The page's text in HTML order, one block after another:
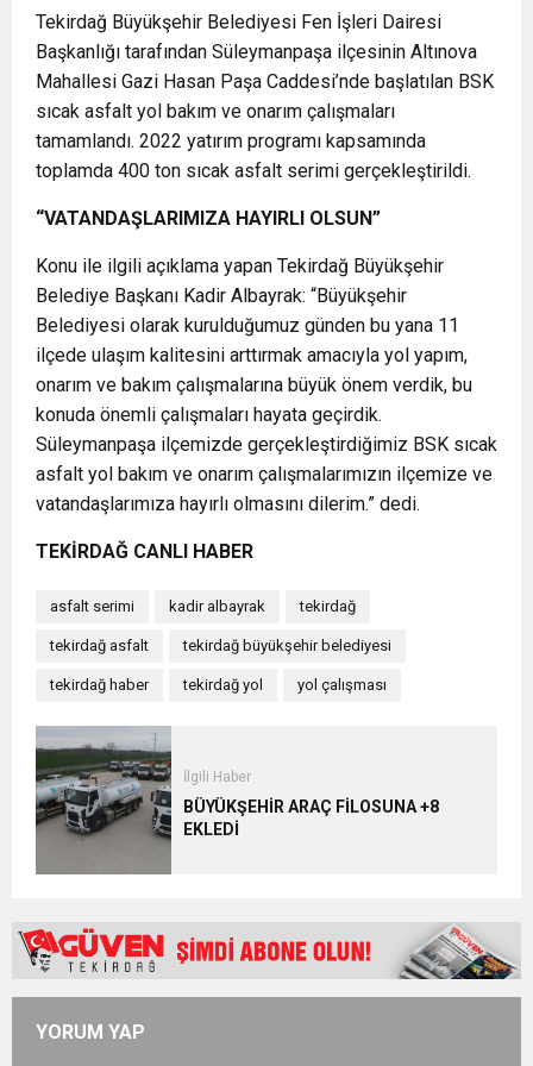
Tekirdağ Büyükşehir Belediyesi Fen İşleri Dairesi
Başkanlığı tarafından Süleymanpaşa ilçesinin Altınova
Mahallesi Gazi Hasan Paşa Caddesi’nde başlatılan BSK
sıcak asfalt yol bakım ve onarım çalışmaları
tamamlandı. 2022 yatırım programı kapsamında
toplamda 400 ton sıcak asfalt serimi gerçekleştirildi.
“VATANDAŞLARIMIZA HAYIRLI OLSUN”
Konu ile ilgili açıklama yapan Tekirdağ Büyükşehir
Belediye Başkanı Kadir Albayrak: “Büyükşehir
Belediyesi olarak kurulduğumuz günden bu yana 11
ilçede ulaşım kalitesini arttırmak amacıyla yol yapım,
onarım ve bakım çalışmalarına büyük önem verdik, bu
konuda önemli çalışmaları hayata geçirdik.
Süleymanpaşa ilçemizde gerçekleştirdiğimiz BSK sıcak
asfalt yol bakım ve onarım çalışmalarımızın ilçemize ve
vatandaşlarımıza hayırlı olmasını dilerim.” dedi.
TEKİRDAĞ CANLI HABER
asfalt serimi kadir albayrak tekirdağ
tekirdağ asfalt tekirdağ büyükşehir belediyesi
tekirdağ haber tekirdağ yol yol çalışması
İlgili Haber
BÜYÜKŞEHİR ARAÇ FİLOSUNA +8
EKLEDİ
YORUM YAP